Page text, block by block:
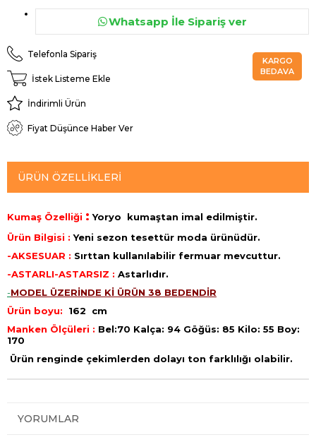
Whatsapp İle Sipariş ver
Telefonla Sipariş
İstek Listeme Ekle
İndirimli Ürün
Fiyat Düşünce Haber Ver
KARGO
BEDAVA
ÜRÜN ÖZELLIKLERI
Kumaş Özelliği : Yoryo
kumaştan imal edilmiştir.
Ürün Bilgisi :Yeni sezon tesettür moda ürünüdür.
-AKSESUAR : Sırttan kullanılabilir fermuar mevcuttur.
-ASTARLI-ASTARSIZ : Astarlıdır.
-MODEL ÜZERİNDE Kİ ÜRÜN 38 BEDENDİR
Ürün boyu:
162 cm
Manken Ölçüleri : Bel:70 Kalça: 94 Göğüs: 85 Kilo: 55 Boy:
170
Ürün renginde çekimlerden dolayı ton farklılığı olabilir.
YORUMLAR